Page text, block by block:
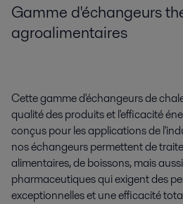
Gamme d'échangeurs
agroalimentaires
Cette gamme d'échangeurs de
qualité des produits et l'efficacité
conçus pour les applications de
nos échangeurs permettent de
alimentaires, de boissons, mais
pharmaceutiques qui exigent des
exceptionnelles et une efficacité